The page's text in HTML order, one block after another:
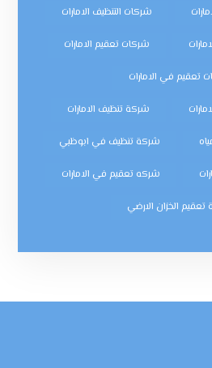
شركات التنظيف الامارات
شركات تعقيم الامارات
تعقيم في الامارات
شركة تنظيف الامارات
شركة تنظيف في ابوظبي
شركه تعقيم في الامارات
تعقيم الخزان الارضي